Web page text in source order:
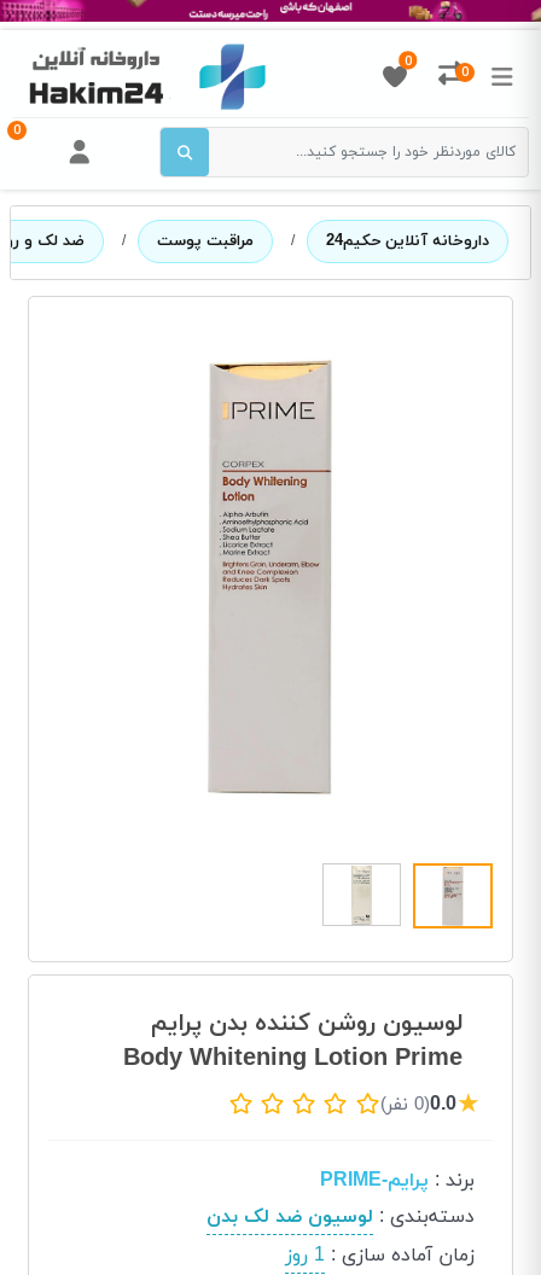
0
0
0
داروخانه آنلاین حکیم24 / مراقبت پوست / ضد لک و
لوسیون روشن کننده بدن پرایم
Body Whitening Lotion Prime
★
0.0(0 نفر)
برند : پرایم-PRIME
دسته‌بندی : لوسیون ضد لک بدن
زمان آماده سازی :1 روز